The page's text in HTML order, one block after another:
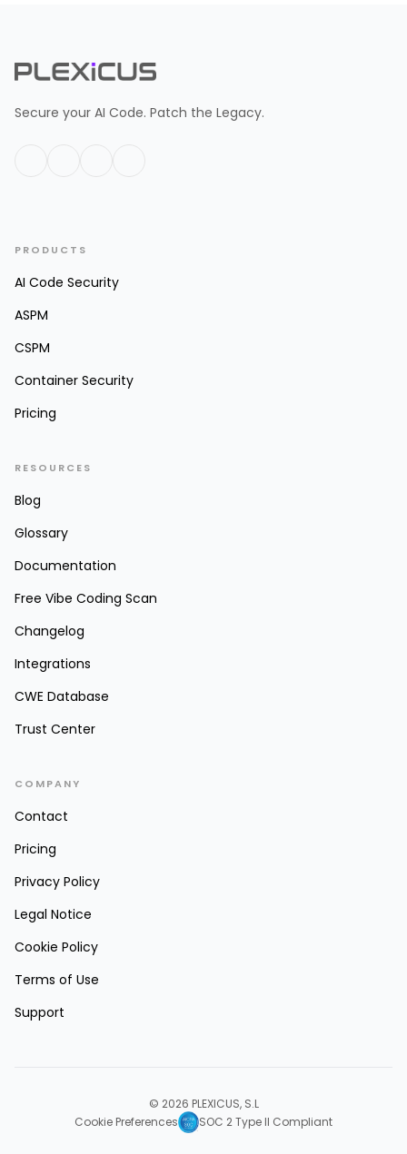
Secure your AI Code. Patch the Legacy.
PRODUCTS
AI Code Security
ASPM
CSPM
Container Security
Pricing
RESOURCES
Blog
Glossary
Documentation
Free Vibe Coding Scan
Changelog
Integrations
CWE Database
Trust Center
COMPANY
Contact
Pricing
Privacy Policy
Legal Notice
Cookie Policy
Terms of Use
Support
© 2026 PLEXICUS, S.L
Cookie Preferences
SOC 2 Type II Compliant